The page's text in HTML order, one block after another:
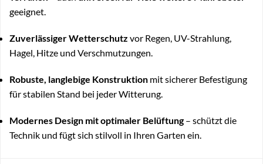
geeignet.
Zuverlässiger Wetterschutz vor Regen, UV-Strahlung,
Hagel, Hitze und Verschmutzungen.
Robuste, langlebige Konstruktion mit sicherer Befestigung
für stabilen Stand bei jeder Witterung.
Modernes Design mit optimaler Belüftung– schützt die
Technik und fügt sich stilvoll in Ihren Garten ein.